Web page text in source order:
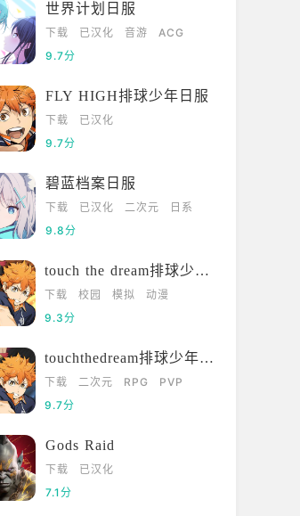
世界计划日服
下载 已汉化 音游
ACG
9.7分
FLY HIGH排球少年日服
下载
已汉化
9.7分
碧蓝档案日服
下载 已汉化 二次元
日系
9.8分
touch the dream排球少年韩服
下载 校园 模拟
动漫
9.3分
touchthedream排球少年日服
下载 二次元 RPG
PVP
9.7分
Gods Raid
下载
已汉化
7.1分